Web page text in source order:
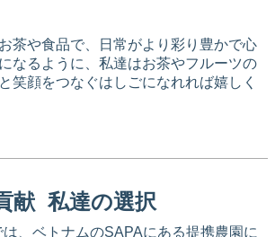
茶や食品で、日常がより彩り豊かで心
なるように、私達はお茶やフルーツの
笑顔をつなぐはしごになれれば嬉しく
献 私達の選択
、ベトナムのSAPAにある提携農園に